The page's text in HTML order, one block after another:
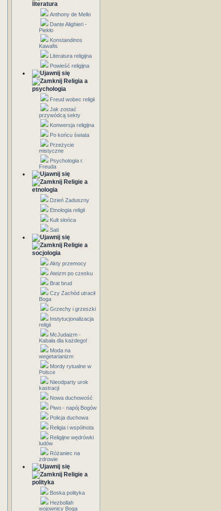
literatura
Anthony de Mello
Dante Alighieri -
Piekło
Konstandinos
Kawafis
Literatura religijna
Powieść religijna
Religia a
psychologia
Freud wobec religii
Jak zostać
przywódcą sekty
Konwersja religijna
Po końcu świata
Przeżycie
mistyczne
Psychologia r.
Freuda
Religie a
etnologia
Dzień Zaduszny
Etnologia religii
Kult słońca
Sati
Religie a
socjologia
Akty przemocy
Ateizm po czesku
Brat brud
Czy Zachód utracił
Boga
Grzechy i grzeszki
Instytucjonalizacja
religii
McJudaizm -
Kabała dla każdego!
Moda na
wegetarianizm
Mordy rytualne w
Polsce
Nieodparty urok
kastracji
Nowa duchowość
Piwo - napój Bogów
Policja duchowa
Religia i wspólnota
Religijne wędrówki
ludów
Różaniec na
zdrowie
Religie a
polityka
Boska polityka
Hezbollah
wojownicy Boga